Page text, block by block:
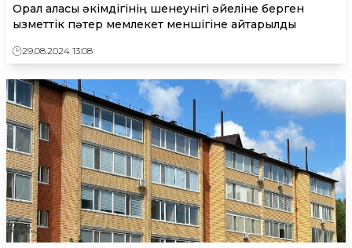
Орал қаласы әкімдігінің шенеунігі әйеліне берген
қызметтік пәтер мемлекет меншігіне қайтарылды
29.08.2024 13:08